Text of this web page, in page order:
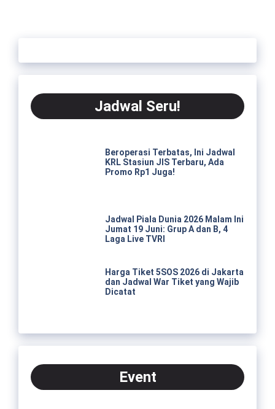
Jadwal Seru!
Beroperasi Terbatas, Ini Jadwal
KRL Stasiun JIS Terbaru, Ada
Promo Rp1 Juga!
Jadwal Piala Dunia 2026 Malam Ini
Jumat 19 Juni: Grup A dan B, 4
Laga Live TVRI
Harga Tiket 5SOS 2026 di Jakarta
dan Jadwal War Tiket yang Wajib
Dicatat
Event